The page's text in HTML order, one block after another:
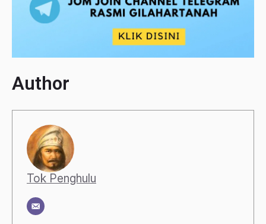
Author
Tok Penghulu